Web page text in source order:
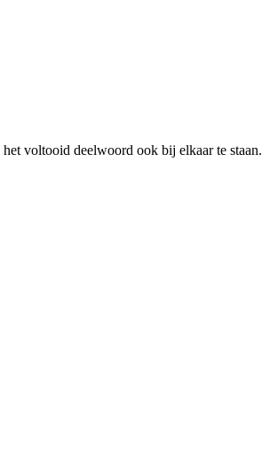
voltooid deelwoord ook bij elkaar te staan.